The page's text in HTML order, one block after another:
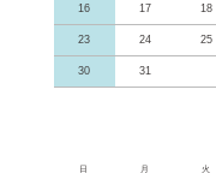
16 17 18
23 24 25
30 31
日 月 火